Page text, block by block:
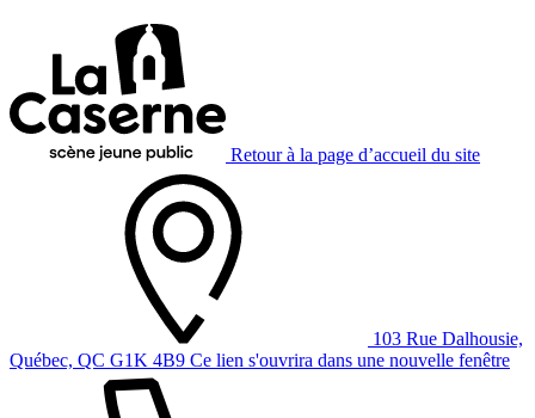
Retour à la page d’accueil du site
103 Rue Dalhousie,
Québec, QC G1K 4B9 Ce lien s'ouvrira dans une nouvelle fenêtre